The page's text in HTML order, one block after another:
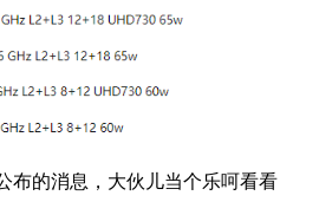
布的消息，大伙儿当个乐呵看看